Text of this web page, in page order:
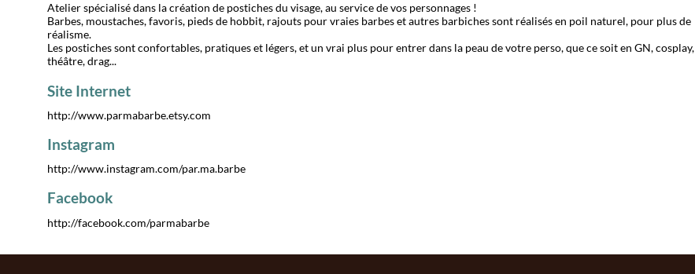
Atelier spécialisé dans la création de postiches du visage, au service de vos personnages !
Barbes, moustaches, favoris, pieds de hobbit, rajouts pour vraies barbes et autres barbiches sont réalisés en poil naturel, pour plus de
réalisme.
Les postiches sont confortables, pratiques et légers, et un vrai plus pour entrer dans la peau de votre perso, que ce soit en GN, cosplay,
Site Internet
http://www.parmabarbe.etsy.com
Instagram
http://www.instagram.com/par.ma.barbe
Facebook
http://facebook.com/parmabarbe